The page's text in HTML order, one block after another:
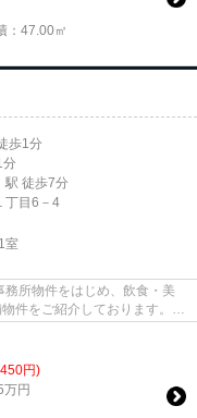
：47.00㎡
歩1分
分
駅 徒歩7分
丁目6－4
1室
所物件をはじめ、飲食・美
件をご紹介しております。
円)
万円